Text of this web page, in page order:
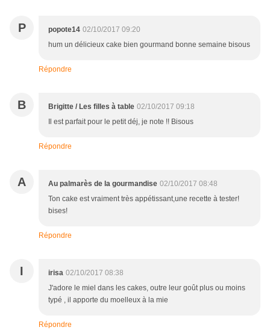
P popote14 02/10/2017 09:20
hum un délicieux cake bien gourmand bonne semaine bisous
Répondre
B Brigitte / Les filles à table 02/10/2017 09:18
Il est parfait pour le petit déj, je note !! Bisous
Répondre
A Au palmarès de la gourmandise 02/10/2017 08:48
Ton cake est vraiment très appétissant,une recette à tester!
bises!
Répondre
I irisa 02/10/2017 08:38
J'adore le miel dans les cakes, outre leur goût plus ou moins
typé , il apporte du moelleux à la mie
Répondre